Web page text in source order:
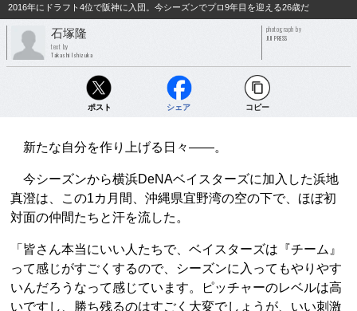
2016年にドラフト4位で阪神に入団。今シーズンでプロ9年目を迎える26歳だ
石塚隆
text by
Takashi Ishizuka
photograph by
JIJI PRESS
ポスト シェア コピー
新たな自分を作り上げる日々――。
今シーズンから横浜DeNAベイスターズに加入した浜地
真澄は、この1カ月間、沖縄県宜野湾の空の下で、ほぼ初
対面の仲間たちと汗を流した。
「皆さん本当にいい人たちで、ベイスターズは『チーム』
って感じがすごくするので、シーズンに入ってもやりやす
いんだろうなって感じています。ピッチャーのレベルは高
いですし、勝ち残るのはすごく大変でしょうが、いい刺激